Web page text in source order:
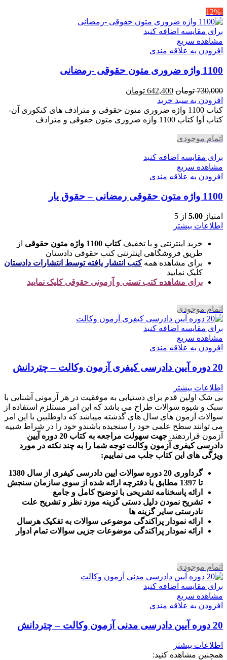
-12%
برای مقایسه اضافه کنید
مشاهده سریع
افزودن به علاقه مندی
1100 واژه ضروری متون حقوقی -رمضانی
730,000 تومان قیمت
اصلی
730,000 تومان
بود.
642,400 تومان
642,400 تومان
است.
افزودن به سبد خرید
کتاب 1100 واژه ضروری متون حقوقی و مترادف های کنکوری آن-
کتاب آوا کتاب 1100 واژه ضروری متون حقوقی و مترادف
اتمام موجودی
برای مقایسه اضافه کنید
مشاهده سریع
افزودن به علاقه مندی
1100 واژه متون حقوقی رمضانی – حقوق یار
امتیاز 5.00 از 5
اطلاعات بیشتر
خرید اینترنتی و با تخفیفکتاب 1100 واژه متون حقوقی
از
طریق فروشگاهی اینترنتی کتب حقوقی دادستان
برای مشاهده همهکتب انتشار یافته توسط انتشارات دادستان
کلیک نمایید
برای مشاهده کتب تستی و آزمونی حقوقی کلیک نمایید
اتمام موجودی
برای مقایسه اضافه کنید
مشاهده سریع
افزودن به علاقه مندی
20 دوره آیین دادرسی کیفری آزمون وکالت – چتردانش
اطلاعات بیشتر
بی شک اولین قدم برای دستیابی به موفقیت در هر آزمونی آشنایی با
سبک و شیوه سوالات طراح می باشد که این امر مستلزم استفاده از
سوالات آزمون های سال های گذشته میباشد که داوطلبین با این امر
می توانند سطح علمی خود را سنجیده باشندو خود را در شراط شبیه
آزمون قراردهند.
جهت سهولت مراجعه به کتاب 20 دوره آیین
دادرسی کیفری آزمون وکالت توجه شما را به چند نکته در مورد
ویژگی های این کتاب جلب می نماییم:
گرداوری 20 دوره سوالات ایین دادرسی کیفری از سال 1380
تا 1397 مطابق با دفترچه ارائه شده از سوی سازمان سنجش
ارائه پاسخنامه تشریحی با توضیح کامل و جامع
تشریح نمودن دلیل دستی گزینه موزد نظر و تشریح علت
نادرستی سایر گزینه ها
ارائه نمودار پراکندگی موضوعی سوالات به تفکیک هرسال
رائه نمودار پراکندگی موضوعات جزیی سوالات تمام ادوار
اتمام موجودی
برای مقایسه اضافه کنید
مشاهده سریع
افزودن به علاقه مندی
20 دوره آیین دادرسی مدنی آزمون وکالت – چتردانش
اطلاعات بیشتر
همچنین مشاهده کنید: